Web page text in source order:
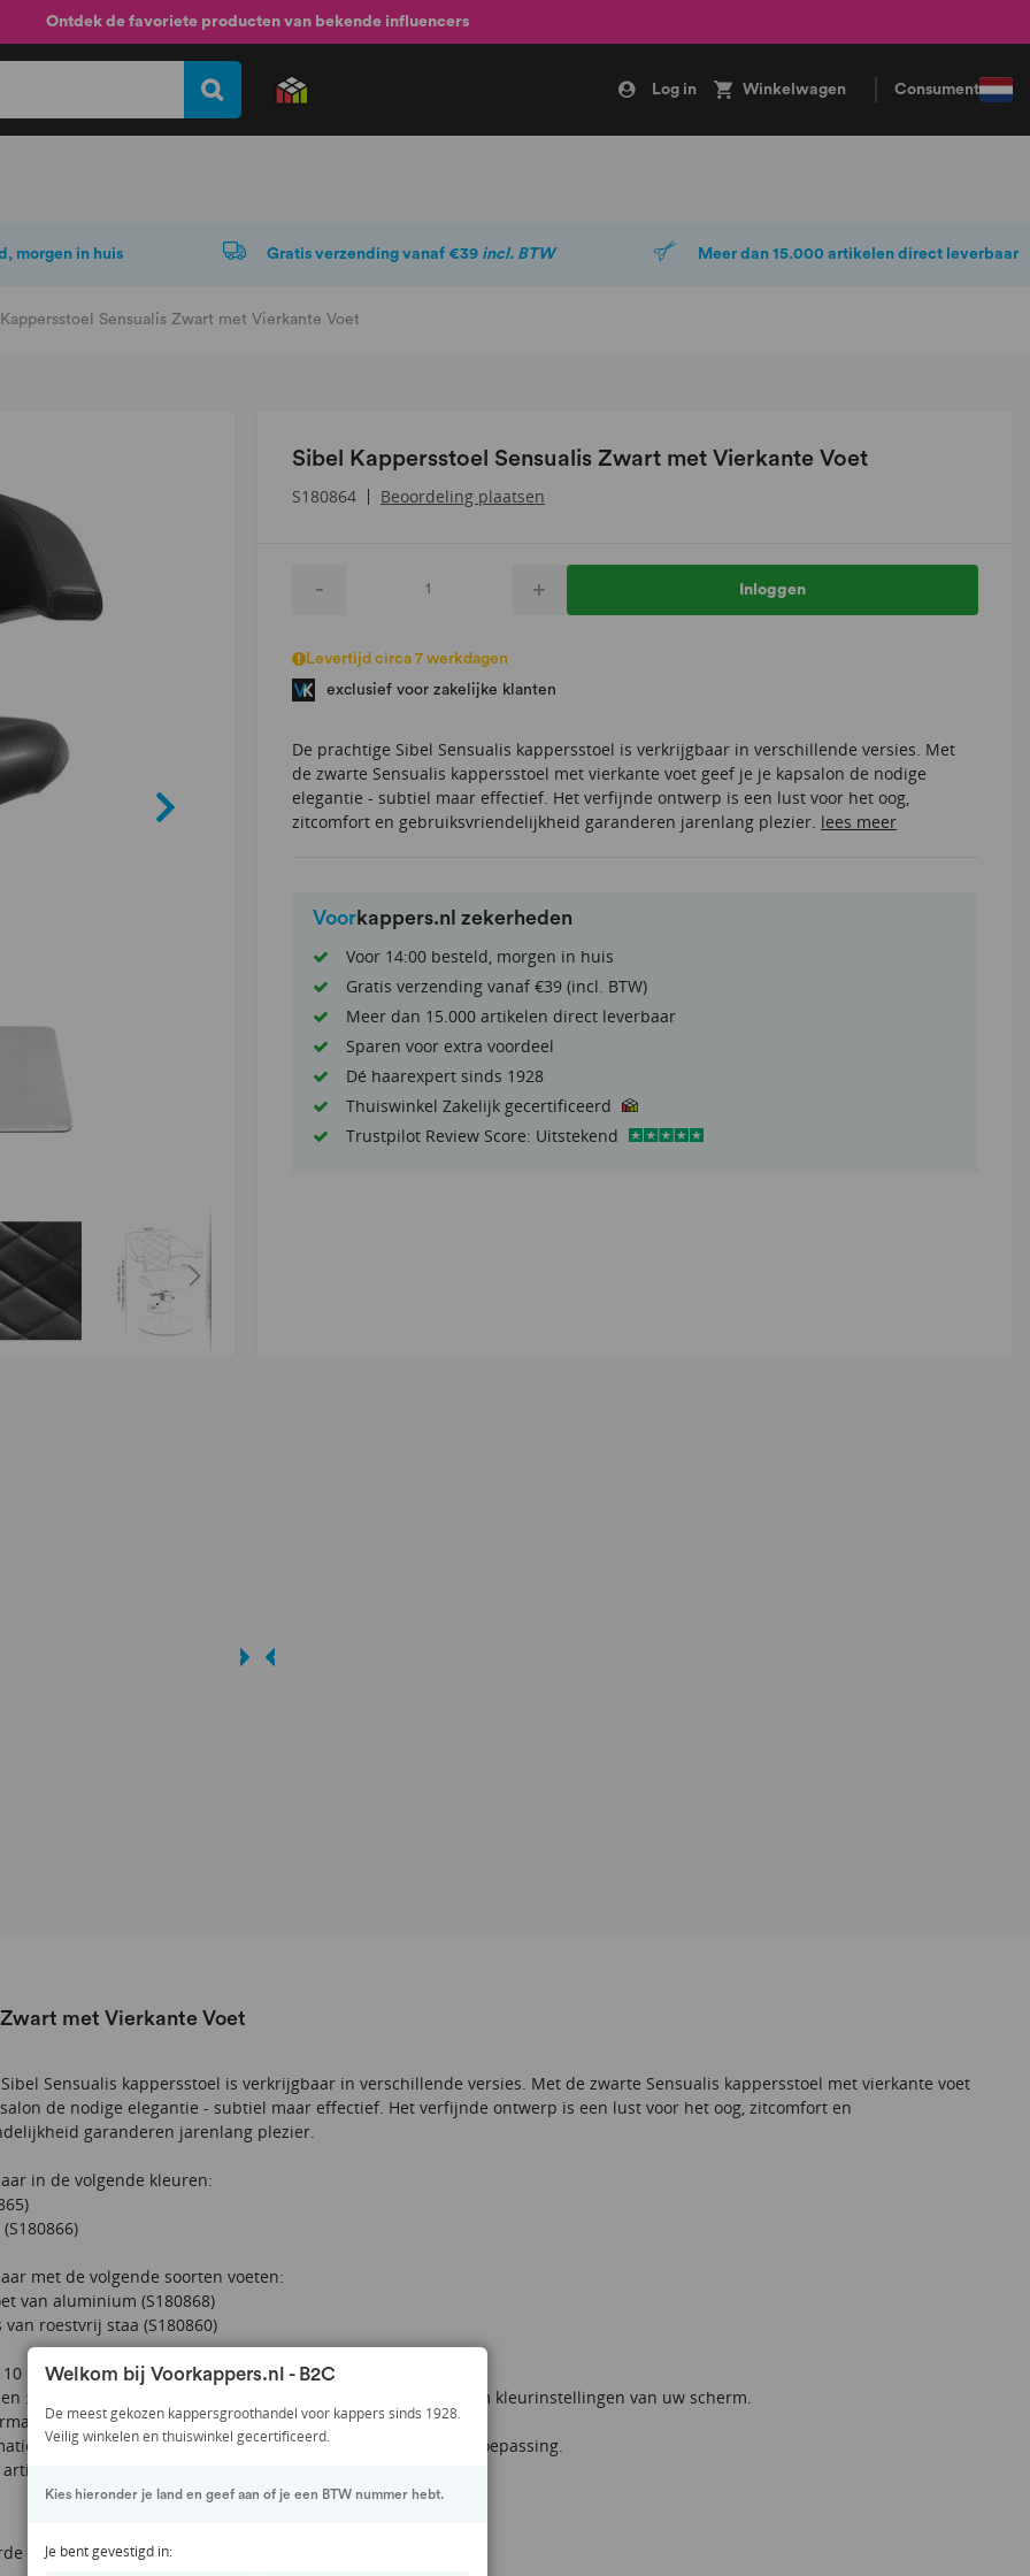
Ontdek de favoriete producten van bekende influencers
Log in Winkelwagen Consument
morgen in huis Gratis verzending vanaf €39 incl. BTW Meer dan 15.000 artikelen direct leverbaar
Sensualis Zwart met Vierkante Voet
Sibel Kappersstoel Sensualis Zwart met Vierkante Voet
S180864 Beoordeling plaatsen
Levertijd circa 7 werkdagen
exclusief voor zakelijke klanten
- + Inloggen
De prachtige Sibel Sensualis kappersstoel is verkrijgbaar in verschillende versies. Met
de zwarte Sensualis kappersstoel met vierkante voet geef je je kapsalon de nodige
elegantie - subtiel maar effectief. Het verfijnde ontwerp is een lust voor het oog,
zitcomfort en gebruiksvriendelijkheid garanderen jarenlang plezier. lees meer
Voorkappers.nl zekerheden
Voor 14:00 besteld, morgen in huis
Gratis verzending vanaf €39 (incl. BTW)
Meer dan 15.000 artikelen direct leverbaar
Sparen voor extra voordeel
Dé haarexpert sinds 1928
Thuiswinkel Zakelijk gecertificeerd
Trustpilot Review Score: Uitstekend
met Vierkante Voet
Sensualis kappersstoel is verkrijgbaar in verschillende versies. Met de zwarte Sensualis kappersstoel met vierkante voet
de nodige elegantie - subtiel maar effectief. Het verfijnde ontwerp is een lust voor het oog, zitcomfort en
garanderen jarenlang plezier.
in de volgende kleuren:
)
S180866)
met de volgende soorten voeten:
van aluminium (S180868)
van roestvrij staa (S180860)
kg
: Kleur afbeelding kan afwijken van de werkelijkheid. Dit ivm kleurinstellingen van uw scherm.
5 jaar garantie op de pomp
Op dit salon meubilair is het herroepingsrecht niet van toepassing.
wordt op een pallet geleverd tot aan de eerste drempel.
armleuningen, zit- en rugoppervlak
Welkom bij Voorkappers.nl - B2C
De meest gekozen kappersgroothandel voor kappers sinds 1928.
Veilig winkelen en thuiswinkel gecertificeerd.
Kies hieronder je land en geef aan of je een BTW nummer hebt.
Je bent gevestigd in: